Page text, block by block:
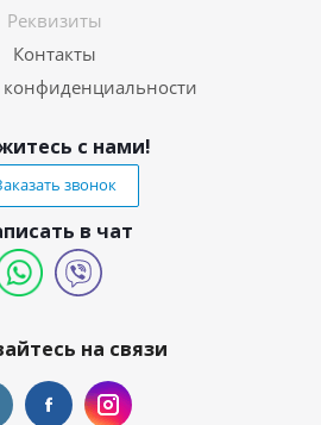
Реквизиты
Контакты
с нами!
звонок
в чат
на связи